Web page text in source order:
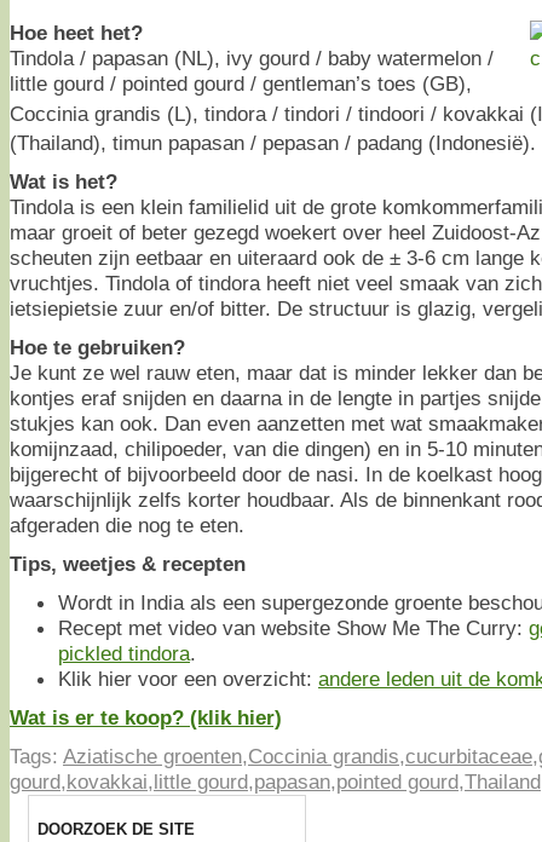
Hoe heet het?
Tindola / papasan (NL), ivy gourd / baby watermelon /
little gourd / pointed gourd / gentleman’s toes (GB),
Coccinia grandis (L), tindora / tindori / tindoori / kovakkai
(Thailand), timun papasan / pepasan / padang (Indonesië).
Wat is het?
Tindola is een klein familielid uit de grote
maar groeit of beter gezegd woekert over heel Zuidoost-
scheuten zijn eetbaar en uiteraard ook de ± 3-6 cm lange
vruchtjes. Tindola of tindora heeft niet veel smaak van
ietsiepietsie zuur en/of bitter. De structuur is glazig,
Hoe te gebruiken?
Je kunt ze wel rauw eten, maar dat is minder lekker dan
kontjes eraf snijden en daarna in de lengte in partjes
stukjes kan ook. Dan even aanzetten met wat
komijnzaad, chilipoeder, van die dingen) en in 5-10
bijgerecht of bijvoorbeeld door de nasi. In de koelkast
waarschijnlijk zelfs korter houdbaar. Als de binnenkant
afgeraden die nog te eten.
Tips, weetjes & recepten
Wordt in India als een supergezonde groente
Recept met video van website Show Me The Curry:
pickled tindora.
Klik hier voor een overzicht: andere leden uit de
Wat is er te koop? (klik hier)
Tags: Aziatische groenten,Coccinia grandis,cucurbitaceae,
gourd,kovakkai,little gourd,papasan,pointed gourd,Thailand
DOORZOEK DE SITE